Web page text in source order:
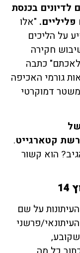
לדיונים בכנסת
. "אלו
על הליכים
חקירה
כתבה
גורמי האכיפה
דמוקרטי
קטארגייט.
הוא קשור
14
על שם
פרשני
שקובע,